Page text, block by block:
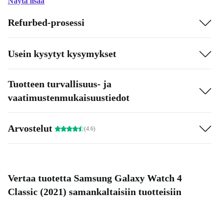
Refurbed-prosessi
Usein kysytyt kysymykset
Tuotteen turvallisuus- ja
vaatimustenmukaisuustiedot
Arvostelut (4.6)
Vertaa tuotetta Samsung Galaxy Watch 4
Classic (2021) samankaltaisiin tuotteisiin